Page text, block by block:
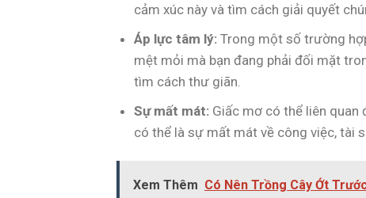
cảm xúc này và tìm cách giải quyết
Áp lực tâm lý: Trong một số trường
mệt mỏi mà bạn đang phải đối mặt
tìm cách thư giãn.
Sự mất mát: Giấc mơ có thể liên
có thể là sự mất mát về công việc, tài
Xem Thêm Có Nên Trồng Cây Ớt